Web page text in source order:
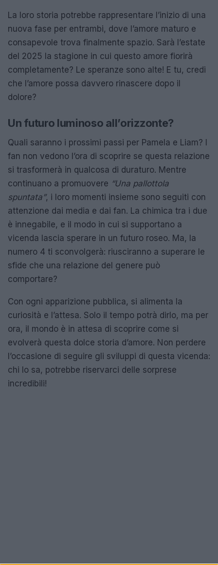
La loro storia potrebbe rappresentare l’inizio di una
nuova fase per entrambi, dove l’amore maturo e
consapevole trova finalmente spazio. Sarà l’estate
del 2025 la stagione in cui questo amore fiorirà
completamente? Le speranze sono alte! E tu, credi
che l’amore possa davvero rinascere dopo il
dolore?
Un futuro luminoso all’orizzonte?
Quali saranno i prossimi passi per Pamela e Liam? I
fan non vedono l’ora di scoprire se questa relazione
si trasformerà in qualcosa di duraturo. Mentre
continuano a promuovere “Una pallottola
spuntata”, i loro momenti insieme sono seguiti con
attenzione dai media e dai fan. La chimica tra i due
è innegabile, e il modo in cui si supportano a
vicenda lascia sperare in un futuro roseo. Ma, la
numero 4 ti sconvolgerà: riusciranno a superare le
sfide che una relazione del genere può
comportare?
Con ogni apparizione pubblica, si alimenta la
curiosità e l’attesa. Solo il tempo potrà dirlo, ma per
ora, il mondo è in attesa di scoprire come si
evolverà questa dolce storia d’amore. Non perdere
l’occasione di seguire gli sviluppi di questa vicenda:
chi lo sa, potrebbe riservarci delle sorprese
incredibili!